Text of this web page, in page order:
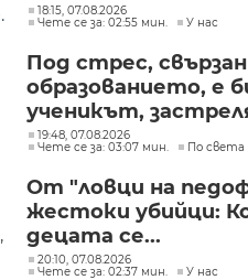
18:15, 07.08.2026
Чете се за: 02:55 мин.
У нас
Под стрес,
образованието, е
ученикът,
19:48, 07.08.2026
Чете се за: 03:07 мин.
По света
От "ловци на
жестоки убийци:
децата се...
20:10, 07.08.2026
Чете се за: 02:37 мин.
У нас